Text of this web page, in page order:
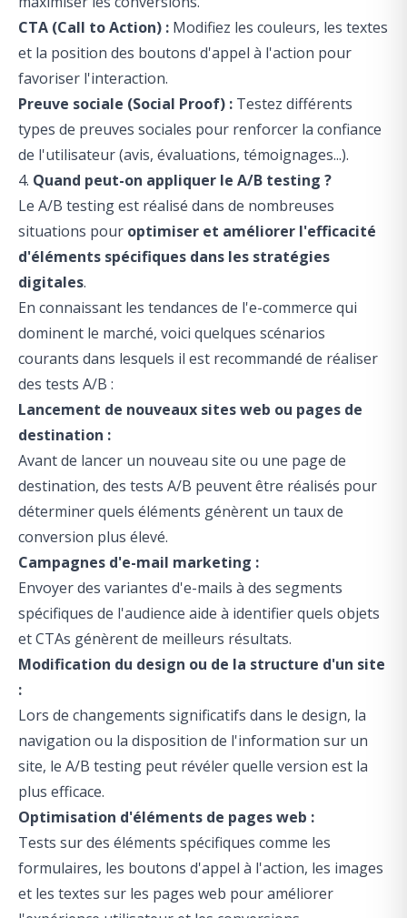
CTA (Call to Action) : Modifiez les couleurs, les textes
et la position des boutons d'appel à l'action pour
favoriser l'interaction.
Preuve sociale (Social Proof) : Testez différents
types de preuves sociales pour renforcer la confiance
de l'utilisateur (avis, évaluations, témoignages...).
4. Quand peut-on appliquer le A/B testing ?
Le A/B testing est réalisé dans de nombreuses
situations pour optimiser et améliorer l'efficacité
d'éléments spécifiques dans les stratégies
digitales.
En connaissant les tendances de l'e-commerce qui
dominent le marché, voici quelques scénarios
courants dans lesquels il est recommandé de réaliser
des tests A/B :
Lancement de nouveaux sites web ou pages de
destination :
Avant de lancer un nouveau site ou une page de
destination, des tests A/B peuvent être réalisés pour
déterminer quels éléments génèrent un taux de
conversion plus élevé.
Campagnes d'e-mail marketing :
Envoyer des variantes d'e-mails à des segments
spécifiques de l'audience aide à identifier quels objets
et CTAs génèrent de meilleurs résultats.
Modification du design ou de la structure d'un site
:
Lors de changements significatifs dans le design, la
navigation ou la disposition de l'information sur un
site, le A/B testing peut révéler quelle version est la
plus efficace.
Optimisation d'éléments de pages web :
Tests sur des éléments spécifiques comme les
formulaires, les boutons d'appel à l'action, les images
et les textes sur les pages web pour améliorer